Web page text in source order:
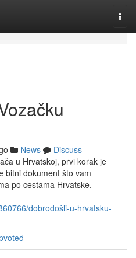
News
Discuss
u Hrvatskoj, prvi korak je
bitni dokument što vam
po cestama Hrvatske.
dobrodošli-u-hrvatsku-